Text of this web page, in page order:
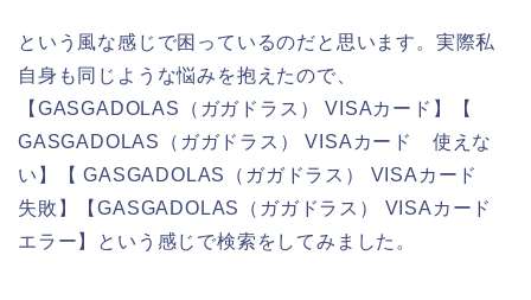
という風な感じで困っているのだと思います。実際私
自身も同じような悩みを抱えたので、
【GASGADOLAS（ガガドラス） VISAカード】【
GASGADOLAS（ガガドラス） VISAカード 使えな
い】【 GASGADOLAS（ガガドラス） VISAカード
失敗】【GASGADOLAS（ガガドラス） VISAカード
エラー】という感じで検索をしてみました。